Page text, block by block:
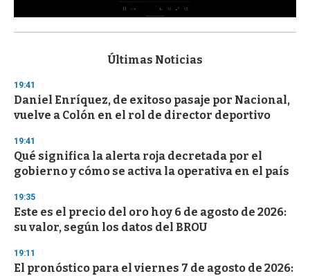
s
d
s
o
f
3
s
e
c
n
d
Últimas Noticias
19:41
Daniel Enríquez, de exitoso pasaje por Nacional,
vuelve a Colón en el rol de director deportivo
19:41
Qué significa la alerta roja decretada por el
gobierno y cómo se activa la operativa en el país
19:35
Este es el precio del oro hoy 6 de agosto de 2026:
su valor, según los datos del BROU
19:11
El pronóstico para el viernes 7 de agosto de 2026: